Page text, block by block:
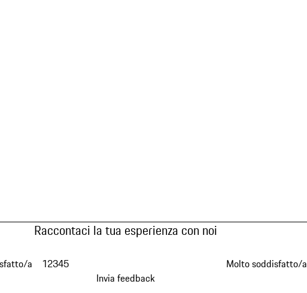
Raccontaci la tua esperienza con noi
a 12345
Molto soddisfatto/a
Invia feedback